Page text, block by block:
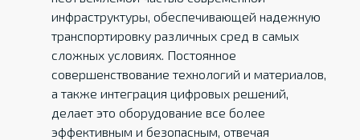
инфраструктуры, обеспечивающей надежную
транспортировку различных сред в самых
сложных условиях. Постоянное
совершенствование технологий и материалов,
а также интеграция цифровых решений,
делает это оборудование все более
эффективным и безопасным, отвечая